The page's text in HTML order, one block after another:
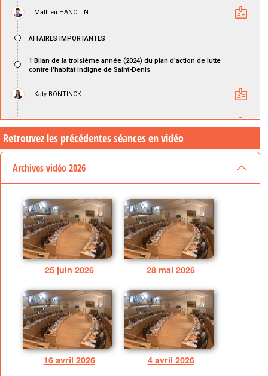
Retrouvez les précédentes séances en vidéo
Archives vidéo 2026
25 juin 2026 28 mai 2026
16 avril 2026 4 avril 2026